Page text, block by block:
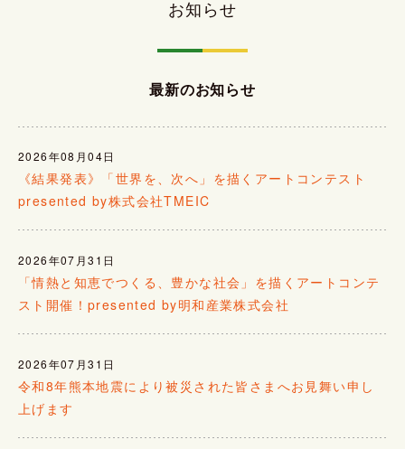
お知らせ
最新のお知らせ
2026年08月04日
《結果発表》「世界を、次へ」を描くアートコンテスト
presented by株式会社TMEIC
2026年07月31日
「情熱と知恵でつくる、豊かな社会」を描くアートコンテ
スト開催！presented by明和産業株式会社
2026年07月31日
令和8年熊本地震により被災された皆さまへお見舞い申し
上げます